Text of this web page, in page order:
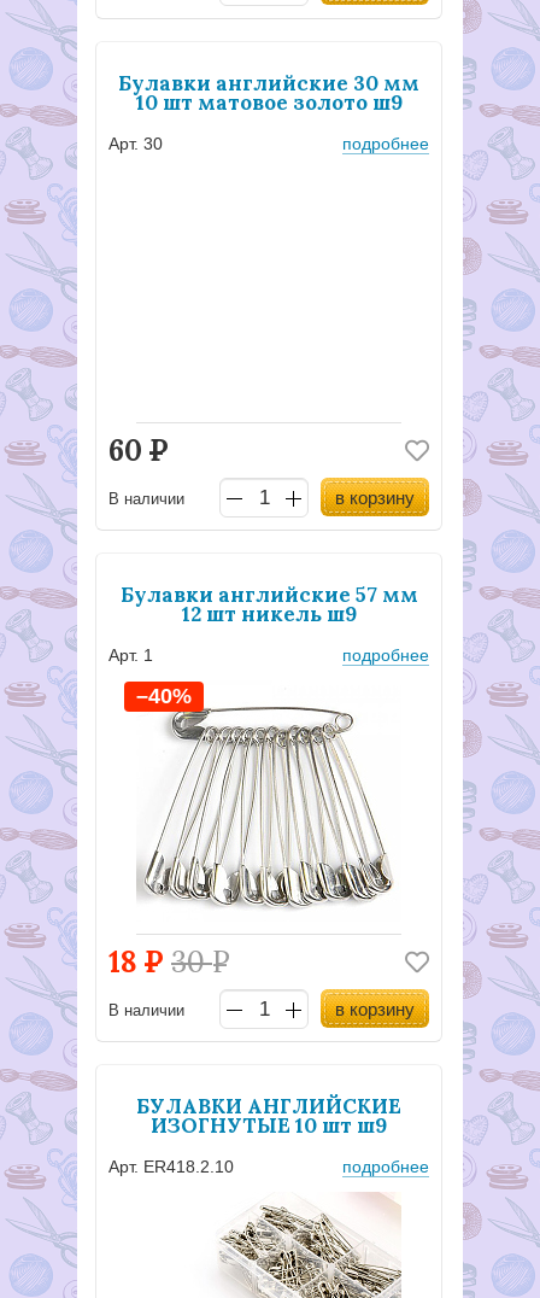
Булавки английские 30 мм
10 шт матовое золото ш9
Арт. 30 подробнее
60 Р
В наличии в корзину
Булавки английские 57 мм
12 шт никель ш9
Арт. 1 подробнее
18 Р 30Р
–40%
В наличии в корзину
БУЛАВКИ АНГЛИЙСКИЕ
ИЗОГНУТЫЕ 10 шт ш9
Арт. ER418.2.10 подробнее